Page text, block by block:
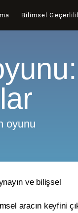
Bilimsel
oyunu
ve bilişsel
aracın keyfini